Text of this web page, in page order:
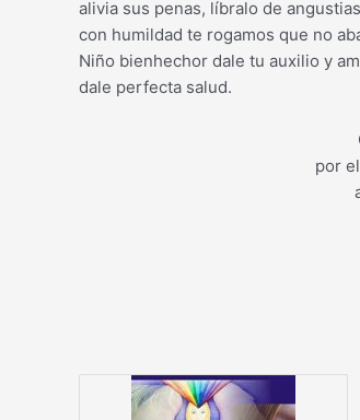
alivia sus penas, líbralo de
con humildad te rogamos que no
Niño bienhechor dale tu auxilio y
dale perfecta salud.
por